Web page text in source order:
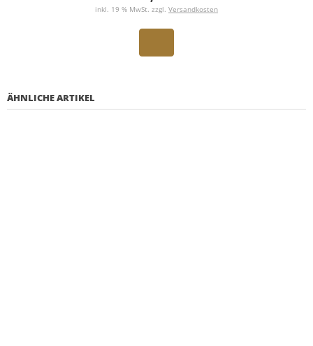
inkl. 19 % MwSt. zzgl. Versandkosten
ÄHNLICHE ARTIKEL